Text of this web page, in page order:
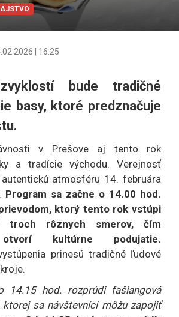
| 16:25
bude tradičné
basy, ktoré predznačuje
v Prešove aj tento rok
a tradície východu. Verejnosť
atmosféru 14. februára
Program sa začne o 14.00 hod.
ktorý tento rok vstúpi
rôznych smerov, čím
otvorí kultúrne podujatie.
prinesú tradičné ľudové
14.15 hod. rozprúdi fašiangová
ktorej sa návštevníci môžu zapojiť